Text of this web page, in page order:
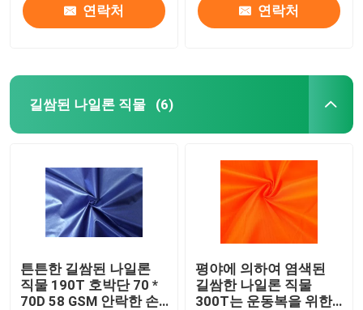
연락처 연락처
길쌈된 나일론 직물 (6)
튼튼한 길쌈된 나일론
직물 190T 호박단 70 *
70D 58 GSM 안락한 손
평야에 의하여 염색된
길쌈한 나일론 직물
300T는 운동복을 위한